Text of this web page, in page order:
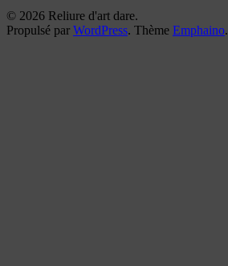
© 2026 Reliure d'art dare.
Propulsé par WordPress. Thème Emphaino.